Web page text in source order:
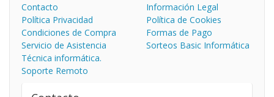
Contacto
Información Legal
Política Privacidad
Política de Cookies
Condiciones de Compra
Formas de Pago
Servicio de Asistencia
Técnica informática.
Soporte Remoto
Sorteos Basic Informática